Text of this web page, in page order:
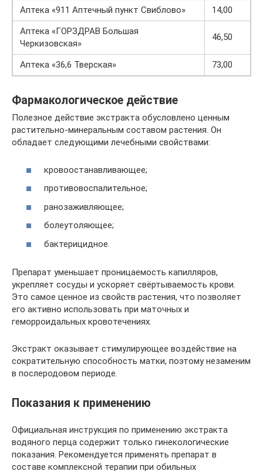
Аптека «911 Аптечный пункт Свиблово»
14,00
Аптека «ГОРЗДРАВ Большая
Черкизовская»
46,50
Аптека «36,6 Тверская» 73,00
Фармакологическое действие
Полезное действие экстракта обусловлено ценным
растительно-минеральным составом растения. Он
обладает следующими лечебными свойствами:
кровоостанавливающее;
противовоспалительное;
ранозаживляющее;
болеутоляющее;
бактерицидное.
Препарат уменьшает проницаемость капилляров,
укрепляет сосуды и ускоряет свёртываемость крови.
Это самое ценное из свойств растения, что позволяет
его активно использовать при маточных и
геморроидальных кровотечениях.
Экстракт оказывает стимулирующее воздействие на
сократительную способность матки, поэтому незаменим
в послеродовом периоде.
Показания к применению
Официальная инструкция по применению экстракта
водяного перца содержит только гинекологические
показания. Рекомендуется применять препарат в
составе комплексной терапии при обильных